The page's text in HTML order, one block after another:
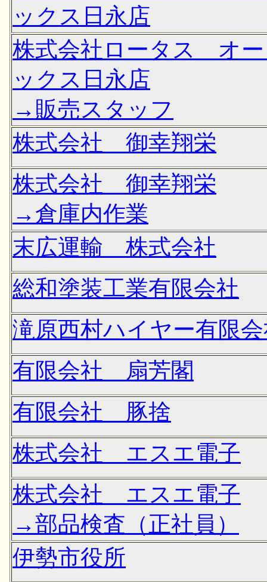
ックス日永店
株式会社ロータス オ
ックス日永店
→販売スタッフ
株式会社 御幸翔栄
株式会社 御幸翔栄
→倉庫内作業
末広運輸 株式会社
総和塗装工業有限会社
滝原西村ハイヤー有限
有限会社 扇芳閣
有限会社 豚捨
株式会社 エスエ電子
株式会社 エスエ電子
→部品検査（正社員）
伊勢市役所